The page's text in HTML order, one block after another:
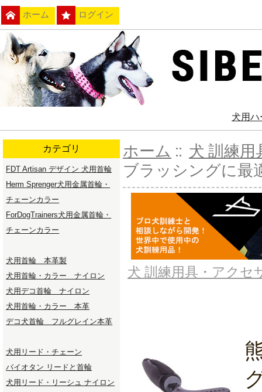
ホーム ログイン
犬用
カテゴリ
FDT Artisan デザイン 犬用首輪
Herm Sprenger犬用金属首輪・
チェーンカラー
ForDogTrainers犬用金属首輪・
チェーンカラー
犬用首輪 本革製
犬用首輪・カラー ナイロン
犬用デコ首輪 ナイロン
犬用首輪・カラー 本革
デコ犬首輪 フルグレイン本革
犬用リード・チェーン
バイオタン リードと首輪
犬用リード・リーシュ ナイロン
ホーム :: 犬 訓練
ブラッシングに最
犬 訓練用具・アクセ